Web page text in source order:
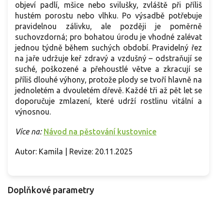
objeví padlí, mšice nebo svilušky, zvláště při příliš
hustém porostu nebo vlhku. Po výsadbě potřebuje
pravidelnou zálivku, ale později je poměrně
suchovzdorná; pro bohatou úrodu je vhodné zalévat
jednou týdně během suchých období. Pravidelný řez
na jaře udržuje keř zdravý a vzdušný – odstraňují se
suché, poškozené a přehoustlé větve a zkracují se
příliš dlouhé výhony, protože plody se tvoří hlavně na
jednoletém a dvouletém dřevě. Každé tři až pět let se
doporučuje zmlazení, které udrží rostlinu vitální a
výnosnou.
Více na: Návod na pěstování kustovnice
Autor: Kamila | Revize: 20.11.2025
Doplňkové parametry